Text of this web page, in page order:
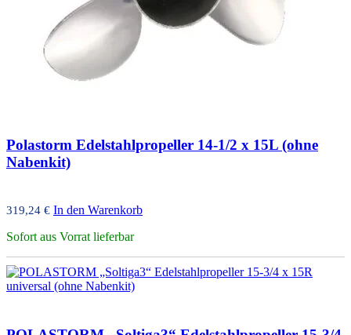
Polastorm Edelstahlpropeller 14-1/2 x 15L (ohne
Nabenkit)
319,24 € In den Warenkorb
Sofort aus Vorrat lieferbar